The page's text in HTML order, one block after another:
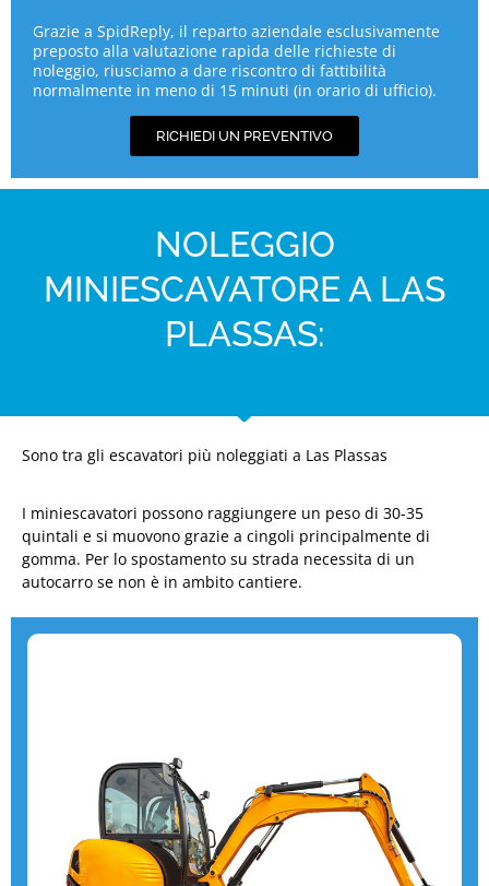
Grazie a SpidReply, il reparto aziendale esclusivamente
preposto alla valutazione rapida delle richieste di
noleggio, riusciamo a dare riscontro di fattibilità
normalmente in meno di 15 minuti (in orario di ufficio).
RICHIEDI UN PREVENTIVO
NOLEGGIO
MINIESCAVATORE A LAS
PLASSAS:
Sono tra gli escavatori più noleggiati a Las Plassas
I miniescavatori possono raggiungere un peso di 30-35
quintali e si muovono grazie a cingoli principalmente di
gomma. Per lo spostamento su strada necessita di un
autocarro se non è in ambito cantiere.